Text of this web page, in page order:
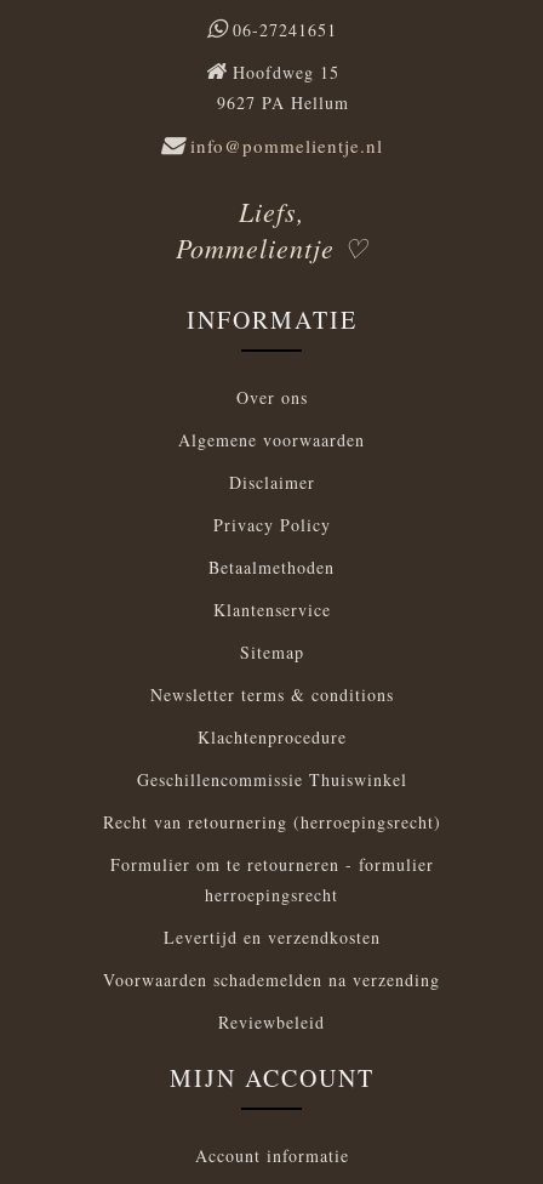
06-27241651
Hoofdweg 15
9627 PA Hellum
info@pommelientje.nl
Liefs,
Pommelientje ♡
INFORMATIE
Over ons
Algemene voorwaarden
Disclaimer
Privacy Policy
Betaalmethoden
Klantenservice
Sitemap
Newsletter terms & conditions
Klachtenprocedure
Geschillencommissie Thuiswinkel
Recht van retournering (herroepingsrecht)
Formulier om te retourneren - formulier
herroepingsrecht
Levertijd en verzendkosten
Voorwaarden schademelden na verzending
Reviewbeleid
MIJN ACCOUNT
Account informatie